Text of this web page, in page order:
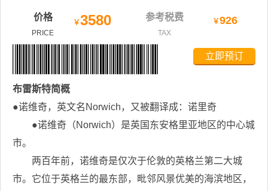
价格
PRICE
￥3580 参考税费
TAX
￥926
立即预订
布雷斯特简概
●诺维奇，英文名Norwich，又被翻译成：诺里奇
●诺维奇（Norwich）是英国东安格里亚地区的中心城
市。
两百年前，诺维奇是仅次于伦敦的英格兰第二大城
市。它位于英格兰的最东部，毗邻风景优美的海滨地区，